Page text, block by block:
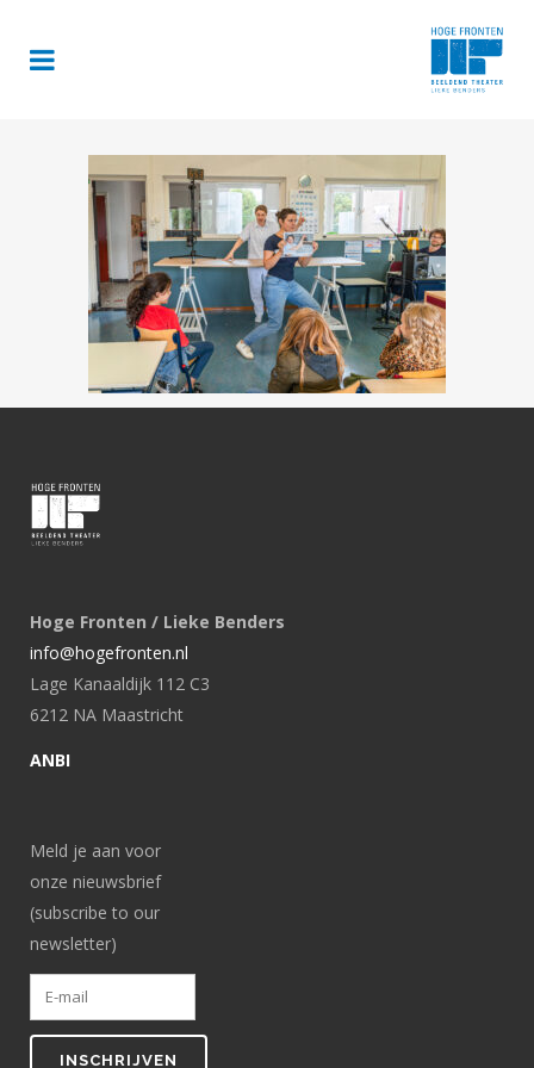
Hoge Fronten / Lieke Benders
info@hogefronten.nl
Lage Kanaaldijk 112 C3
6212 NA Maastricht
ANBI
Meld je aan voor
onze nieuwsbrief
(subscribe to our
newsletter)